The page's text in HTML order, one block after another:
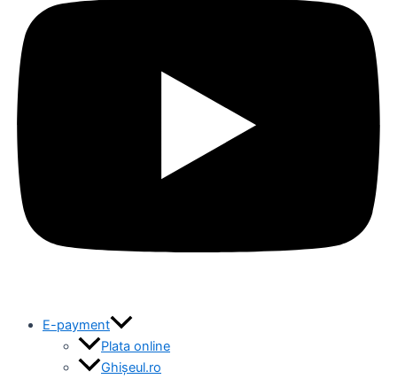
E-payment
Plata online
Ghișeul.ro